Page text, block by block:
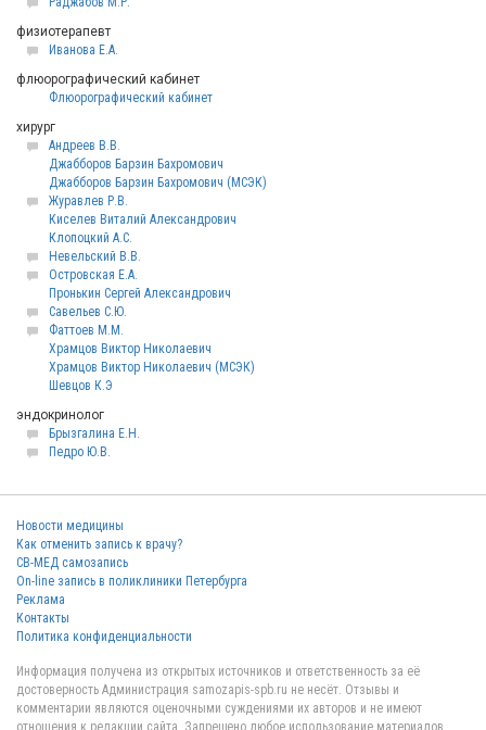
физиотерапевт
Иванова Е.А.
флюорографический кабинет
Флюорографический кабинет
хирург
Андреев В.В.
Джабборов Барзин Бахромович
Джабборов Барзин Бахромович (МСЭК)
Журавлев Р.В.
Киселев Виталий Александрович
Клопоцкий А.С.
Невельский В.В.
Островская Е.А.
Пронькин Сергей Александрович
Савельев С.Ю.
Фаттоев М.М.
Храмцов Виктор Николаевич
Храмцов Виктор Николаевич (МСЭК)
Шевцов К.Э
эндокринолог
Брызгалина Е.Н.
Педро Ю.В.
Новости медицины
Как отменить запись к врачу?
СВ-МЕД самозапись
On-line запись в поликлиники Петербурга
Реклама
Контакты
Политика конфиденциальности
Информация получена из открытых источников и ответственность за её
достоверность Администрация samozapis-spb.ru не несёт. Отзывы и
комментарии являются оценочными суждениями их авторов и не имеют
отношения к редакции сайта. Запрещено любое использование материалов